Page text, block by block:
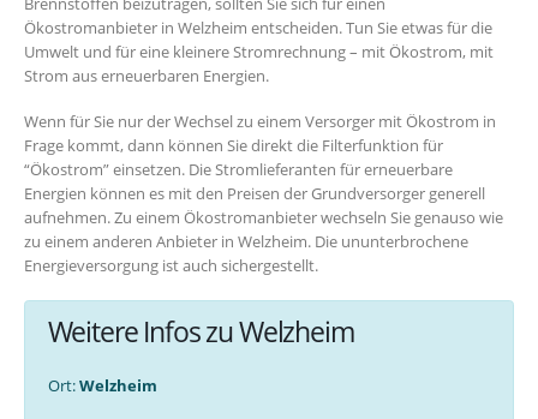
Ökostromanbieter in Welzheim entscheiden. Tun Sie etwas für die
Umwelt und für eine kleinere Stromrechnung – mit Ökostrom, mit
Strom aus erneuerbaren Energien.
Wenn für Sie nur der Wechsel zu einem Versorger mit Ökostrom in
Frage kommt, dann können Sie direkt die Filterfunktion für
“Ökostrom” einsetzen. Die Stromlieferanten für erneuerbare
Energien können es mit den Preisen der Grundversorger generell
aufnehmen. Zu einem Ökostromanbieter wechseln Sie genauso wie
zu einem anderen Anbieter in Welzheim. Die ununterbrochene
Energieversorgung ist auch sichergestellt.
Weitere Infos zu Welzheim
Ort:Welzheim